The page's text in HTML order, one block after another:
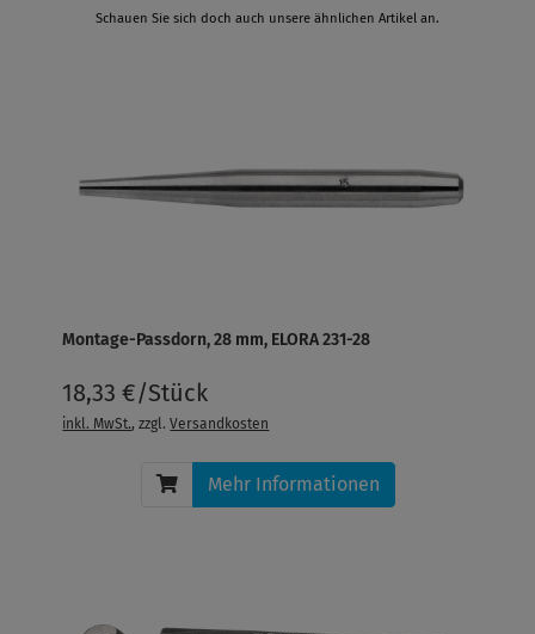
Schauen Sie sich doch auch unsere ähnlichen Artikel an.
Montage-Passdorn, 28 mm, ELORA 231-28
18,33 €/Stück
inkl. MwSt., zzgl.Versandkosten
Mehr Informationen